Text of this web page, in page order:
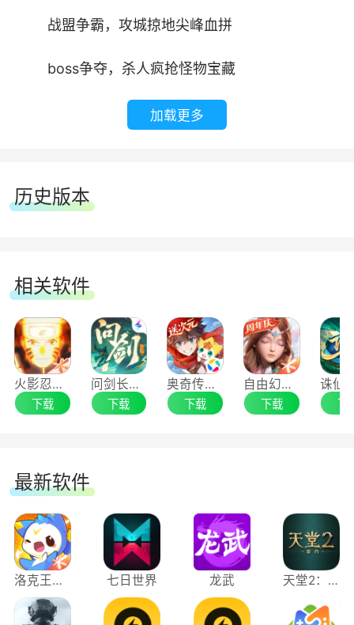
战盟争霸，攻城掠地尖峰血拼
boss争夺，杀人疯抢怪物宝藏
加载更多
历史版本
相关软件
火影忍者手游电脑版
下载
问剑长生手游电脑版
下载
奥奇传说手游电脑版
下载
自由幻想手游电脑版
下载 下
最新软件
洛克王国：世界 七日世界 龙武 天堂2：盟约